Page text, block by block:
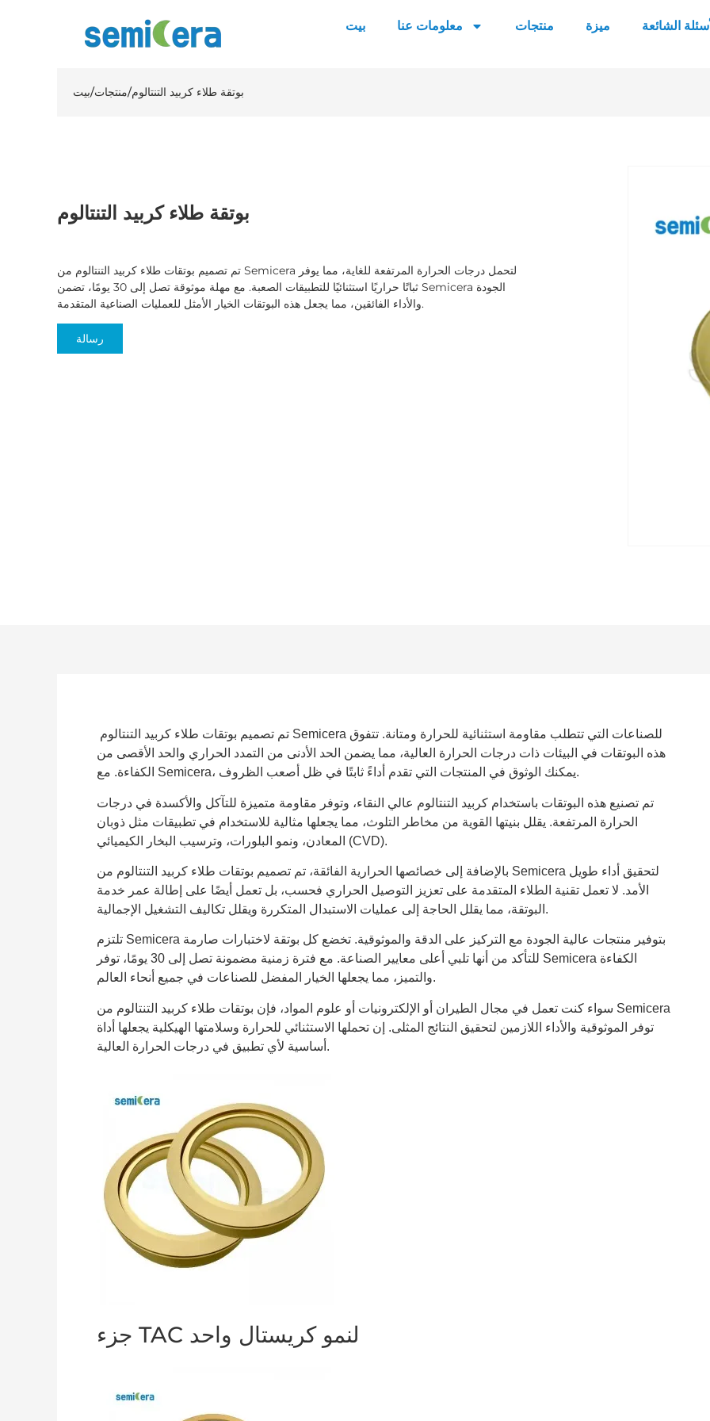
بيت معلومات عنا منتجات ميزة الشائعة
بيت/منتجات/بوتقة طلاء كربيد التنتالوم
بوتقة طلاء كربيد التنتالوم
تم تصميم بوتقات طلاء كربيد التنتالوم من Semicera لتحمل درجات الحرارة المرتفعة للغاية، مما يوفر
ثباتًا حراريًا استثنائيًا للتطبيقات الصعبة. مع مهلة موثوقة تصل إلى 30 يومًا، تضمن Semicera الجودة
والأداء الفائقين، مما يجعل هذه البوتقات الخيار الأمثل للعمليات الصناعية المتقدمة.
رسالة
تم تصميم بوتقات طلاء كربيد التنتالوم Semicera للصناعات التي تتطلب مقاومة استثنائية للحرارة ومتانة. تتفوق
هذه البوتقات في البيئات ذات درجات الحرارة العالية، مما يضمن الحد الأدنى من التمدد الحراري والحد الأقصى من
الكفاءة. مع Semicera، يمكنك الوثوق في المنتجات التي تقدم أداءً ثابتًا في ظل أصعب الظروف.
تم تصنيع هذه البوتقات باستخدام كربيد التنتالوم عالي النقاء، وتوفر مقاومة متميزة للتآكل والأكسدة في درجات
الحرارة المرتفعة. يقلل بنيتها القوية من مخاطر التلوث، مما يجعلها مثالية للاستخدام في تطبيقات مثل ذوبان
المعادن، ونمو البلورات، وترسيب البخار الكيميائي (CVD).
بالإضافة إلى خصائصها الحرارية الفائقة، تم تصميم بوتقات طلاء كربيد التنتالوم من Semicera لتحقيق أداء طويل
الأمد. لا تعمل تقنية الطلاء المتقدمة على تعزيز التوصيل الحراري فحسب، بل تعمل أيضًا على إطالة عمر خدمة
البوتقة، مما يقلل الحاجة إلى عمليات الاستبدال المتكررة ويقلل تكاليف التشغيل الإجمالية.
تلتزم Semicera بتوفير منتجات عالية الجودة مع التركيز على الدقة والموثوقية. تخضع كل بوتقة لاختبارات صارمة
للتأكد من أنها تلبي أعلى معايير الصناعة. مع فترة زمنية مضمونة تصل إلى 30 يومًا، توفر Semicera الكفاءة
والتميز، مما يجعلها الخيار المفضل للصناعات في جميع أنحاء العالم.
سواء كنت تعمل في مجال الطيران أو الإلكترونيات أو علوم المواد، فإن بوتقات طلاء كربيد التنتالوم من Semicera
توفر الموثوقية والأداء اللازمين لتحقيق النتائج المثلى. إن تحملها الاستثنائي للحرارة وسلامتها الهيكلية يجعلها أداة
أساسية لأي تطبيق في درجات الحرارة العالية.
جزء TAC لنمو كريستال واحد